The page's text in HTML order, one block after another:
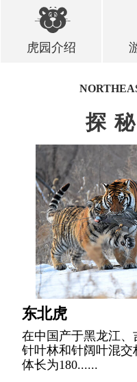
虎园介绍
探
东北虎
在中国产于黑龙江、
针叶林和针阔叶混交
体长为180......